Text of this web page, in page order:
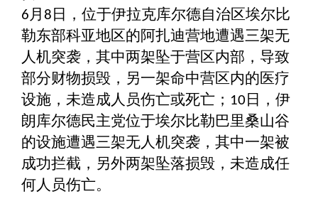
6月 8 日，位于伊拉克库尔德自治区埃尔比
勒东部科亚地区的阿扎迪营地遭遇三架无
人机突袭，其中两架坠于营区内部，导致
部分财物损毁，另一架命中营区内的医疗
设施，未造成人员伤亡或死亡； 10 日，伊
朗库尔德民主党位于埃尔比勒巴里桑山谷
的设施遭遇三架无人机突袭，其中一架被
成功拦截，另外两架坠落损毁，未造成任
何人员伤亡。